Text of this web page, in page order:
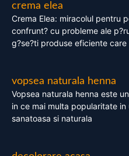
crema elea
Crema Elea: miracolul pentru
confrunt? cu probleme ale
g?se?ti produse eficiente care
vopsea naturala henna
Vopsea naturala henna este
in ce mai multa popularitate
sanatoasa si naturala